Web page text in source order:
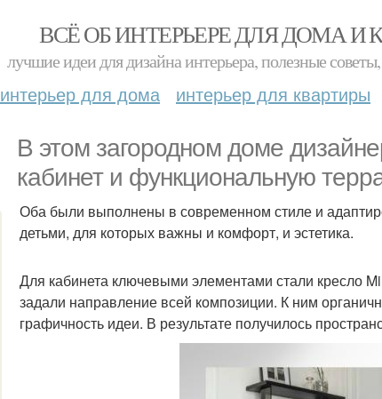
ВСЁ ОБ ИНТЕРЬЕРЕ ДЛЯ ДОМА И
лучшие идеи для дизайна интерьера, полезные
интерьер для дома интерьер для квартиры
В этом загородном доме
кабинет и функциональную
Оба были выполнены в современном стиле и
детьми, для которых важны и комфорт, и эстетика.
Для кабинета ключевыми элементами стали кресло
задали направление всей композиции. К ним
графичность идеи. В результате получилось